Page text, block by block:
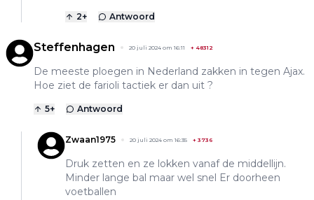
2+ Antwoord
Steffenhagen 20 juli 2024 om 16:11 + 48312
De meeste ploegen in Nederland zakken in tegen Ajax.
Hoe ziet de farioli tactiek er dan uit ?
5+ Antwoord
Zwaan1975 20 juli 2024 om 16:35 + 3736
Druk zetten en ze lokken vanaf de middellijn.
Minder lange bal maar wel snel Er doorheen
voetballen